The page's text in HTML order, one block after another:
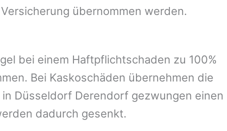
übernommen werden.
bei einem Haftpflichtschaden zu 100%
Bei Kaskoschäden übernehmen die
Düsseldorf Derendorf gezwungen einen
dadurch gesenkt.